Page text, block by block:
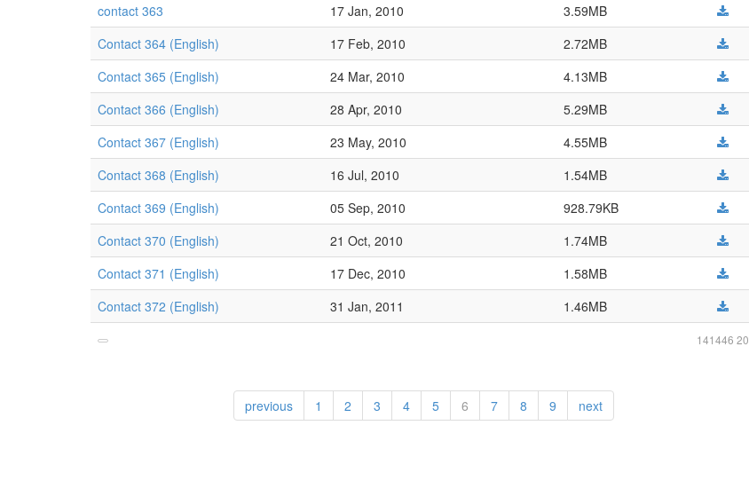
contact 363
17 Jan, 2010
3.59MB
Contact 364 (English)
17 Feb, 2010
2.72MB
Contact 365 (English)
24 Mar, 2010
4.13MB
Contact 366 (English)
28 Apr, 2010
5.29MB
Contact 367 (English)
23 May, 2010
4.55MB
Contact 368 (English)
16 Jul, 2010
1.54MB
Contact 369 (English)
05 Sep, 2010
928.79KB
Contact 370 (English)
21 Oct, 2010
1.74MB
Contact 371 (English)
17 Dec, 2010
1.58MB
Contact 372 (English)
31 Jan, 2011 1.46MB
141446 20
previous 1 2 3 4 5 6 7 8 9 next